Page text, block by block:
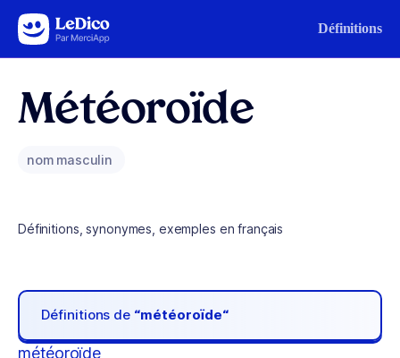
Aller au contenu Définitions
Météoroïde
nom masculin
Définitions, synonymes, exemples en français
Définitions de “météoroïde“
météoroïde